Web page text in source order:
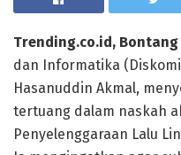
Trending.co.id, Bontang
dan Informatika
Hasanuddin Akmal,
tertuang dalam naskah
Penyelenggaraan Lalu